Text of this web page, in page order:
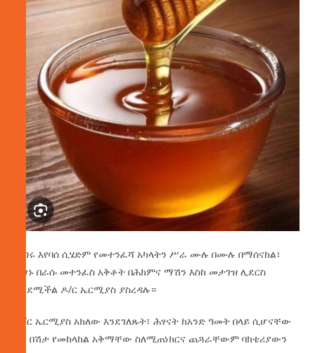
ችግሩ እየባሰ ሲሄድም የመተንፈሻ አካላትን ሥራ ሙሉ በሙሉ በማሰናከል፣
ሕፃኑ በራሱ መተንፈስ አቅቶት በሕክምና ማሽን እስከ መታገዝ ሊደርስ
እንደሚችል ዶ/ር ኤርሚያስ ያስረዳሉ።
ዶ/ር ኤርሚያስ አክለው እንደገለጹት፣ ሕፃናት ከአንድ ዓመት በላይ ሲሆናቸው
ግን በሽታ የመከላከል አቅማቸው ስለሚጠነክርና ጨጓራቸውም ባክቴሪያውን